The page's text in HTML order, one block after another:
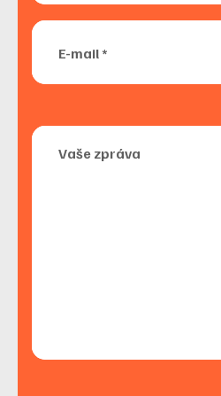
E-mail *
Vaše zpráva